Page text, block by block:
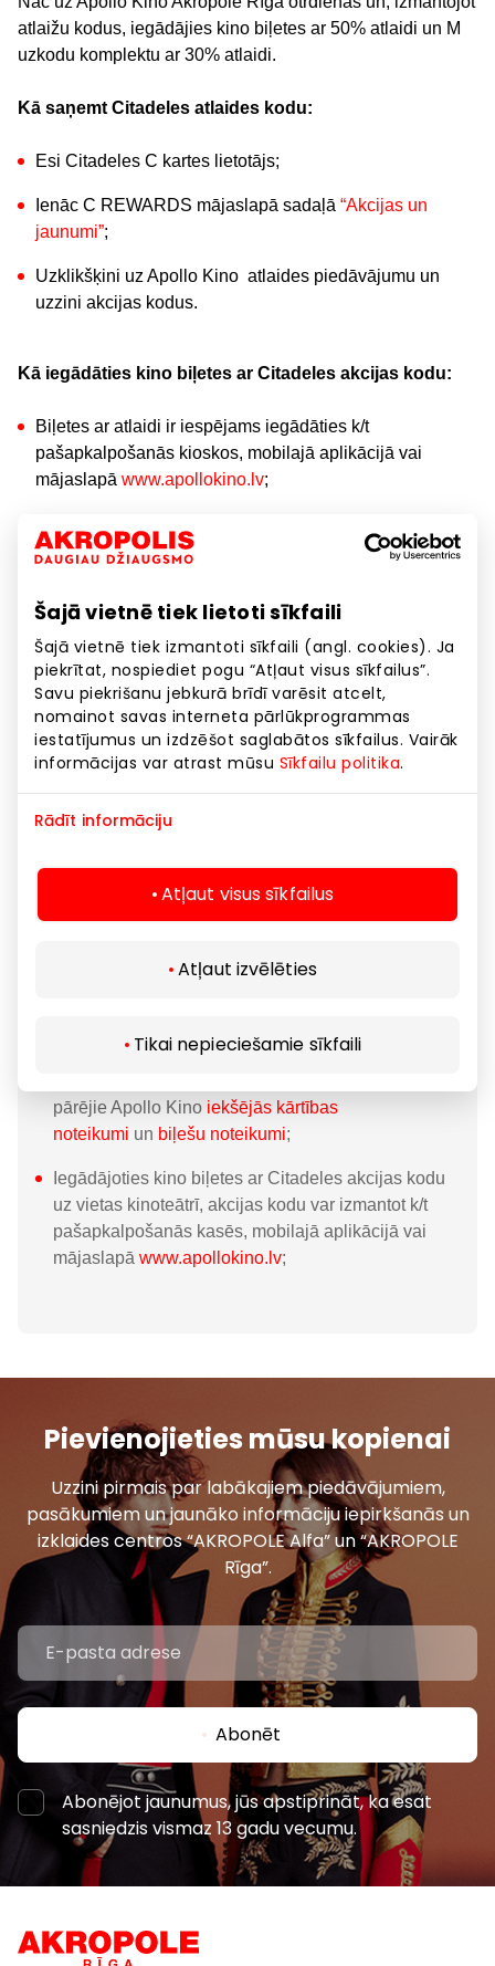
Šajā vietnē tiek lietoti sīkfaili
Šajā vietnē tiek izmantoti sīkfaili (angl. cookies). Ja
piekrītat, nospiediet pogu “Atļaut visus sīkfailus”.
Savu piekrišanu jebkurā brīdī varēsit atcelt,
nomainot savas interneta pārlūkprogrammas
iestatījumus un izdzēšot saglabātos sīkfailus. Vairāk
informācijas var atrast mūsu Sīkfailu politika.
Rādīt informāciju
Atļaut visus sīkfailus
Atļaut izvēlēties
Tikai nepieciešamie sīkfaili
atlaižu kodus, iegādājies kino biļetes ar 50% atlaidi un M
uzkodu komplektu ar 30% atlaidi.
Kā saņemt Citadeles atlaides kodu:
Esi Citadeles C kartes lietotājs;
Ienāc C REWARDS mājaslapā sadaļā “Akcijas un
jaunumi”;
Uzklikšķini uz Apollo Kino atlaides piedāvājumu un
uzzini akcijas kodus.
Kā iegādāties kino biļetes ar Citadeles akcijas kodu:
Biļetes ar atlaidi ir iespējams iegādāties k/t
pašapkalpošanās kioskos, mobilajā aplikācijā vai
mājaslapā www.apollokino.lv;
Izvēlies biļetes tipu“Standarta biļete”
Izvēlies sēdvietu un pirms apmaksas ievadi akcijas
kodu.
Akcijas kods spēkā iegādājoties pieaugušo biļeti;
Akcijas kods ir derīgs standarta biļetei jebkuram
sēdvietu tipam;
ar 50% atlaidi uz tekošajiem otrdienas seansiem;
speciālajiem seansiem, pirmspirmizrādes
Akcijas kods nav spēkā svētku dienās;
pārējie Apollo Kino iekšējās kārtības
noteikumi un biļešu noteikumi;
Iegādājoties kino biļetes ar Citadeles akcijas kodu
uz vietas kinoteātrī, akcijas kodu var izmantot k/t
pašapkalpošanās kasēs, mobilajā aplikācijā vai
mājaslapā www.apollokino.lv;
Pievienojieties mūsu kopienai
Uzzini pirmais par labākajiem piedāvājumiem,
pasākumiem un jaunāko informāciju iepirkšanās un
izklaides centros “AKROPOLE Alfa” un “AKROPOLE
Rīga”.
Abonēt
Abonējot jaunumus, jūs apstiprināt, ka esat
sasniedzis vismaz 13 gadu vecumu.